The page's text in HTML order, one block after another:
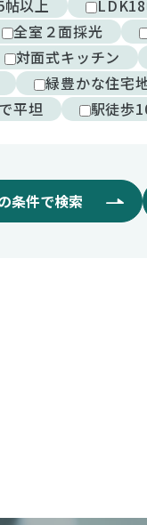
以上
全室２面採光
対面式キッチン
緑豊かな住宅
平坦 駅徒歩
条件で検索